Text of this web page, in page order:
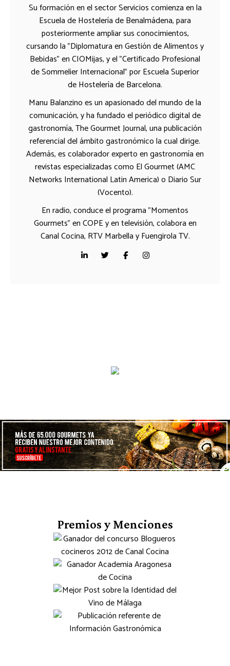
Su formación en el sector Servicios comienza en la
Escuela de Hostelería de Benalmádena, para
posteriormente ampliar sus conocimientos,
cursando la "Diplomatura en Gestión de Alimentos y
Bebidas" en CIOMijas, y el "Certificado Profesional
de Sommelier Internacional" por Escuela Superior
de Hostelería de Barcelona.
Manu Balanzino es un apasionado del mundo de la
comunicación, y ha fundado el periódico digital de
gastronomía, The Gourmet Journal, una publicación
referencial del ámbito gastronómico la cual dirige.
Además, es colaborador experto en gastronomía en
revistas especializadas como El Gourmet (AMC
Networks International Latin America) o Diario Sur
(Vocento).
En radio, conduce el programa "Momentos
Gourmets" en COPE y en televisión, colabora en
Canal Cocina, RTV Marbella y Fuengirola TV.
Premios y Menciones